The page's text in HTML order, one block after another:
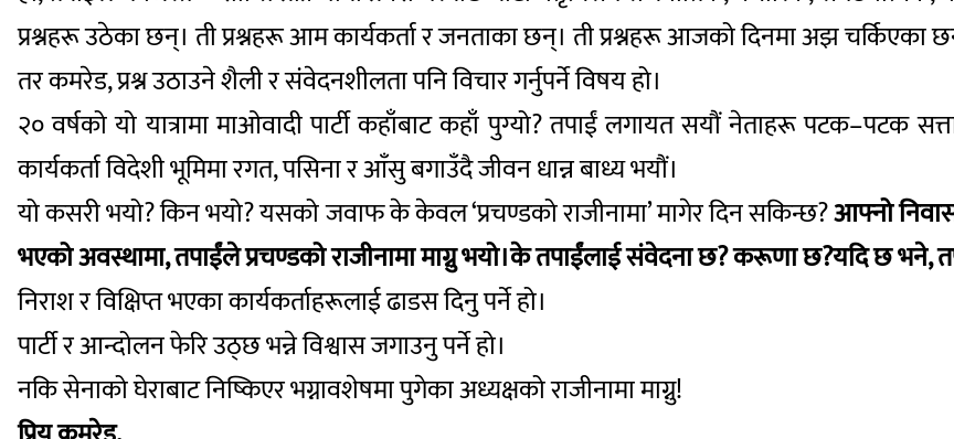
प्रश्नहरू उठेका छन्। ती प्रश्नहरू आम कार्यकर्ता र जनताका छन्। ती प्रश्नहरू आजको दिनमा अझ चर्किएका
तर कमरेड, प्रश्न उठाउने शैली र संवेदनशीलता पनि विचार गर्नुपर्ने विषय हो।
२० वर्षको यो यात्रामा माओवादी पार्टी कहाँबाट कहाँ पुग्यो? तपाईं लगायत सयौं नेताहरू पटक–पटक
कार्यकर्ता विदेशी भूमिमा रगत, पसिना र आँसु बगाउँदै जीवन धान्न बाध्य भयौं।
यो कसरी भयो? किन भयो? यसको जवाफ के केवल ‘प्रचण्डको राजीनामा’ मागेर दिन सकिन्छ?आफ्नो
भएको अवस्थामा, तपाईंले प्रचण्डको राजीनामा माग्नु भयो।के तपाईंलाई संवेदना छ? करूणा छ?यदि छ भने,
निराश र विक्षिप्त भएका कार्यकर्ताहरूलाई ढाडस दिनु पर्ने हो।
पार्टी र आन्दोलन फेरि उठ्छ भन्ने विश्वास जगाउनु पर्ने हो।
नकि सेनाको घेराबाट निष्किएर भग्नावशेषमा पुगेका अध्यक्षको राजीनामा माग्नु!